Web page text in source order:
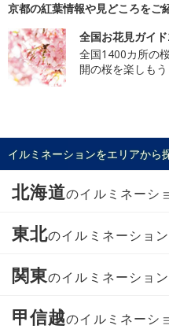
京都の紅葉情報や見どころをご
全国お花見ガイ
全国1400カ所の
開の桜を楽しもう
イルミネーションをエリアから
北海道のイルミネーシ
東北のイルミネーション
関東のイルミネーション
甲信越のイルミネーシ